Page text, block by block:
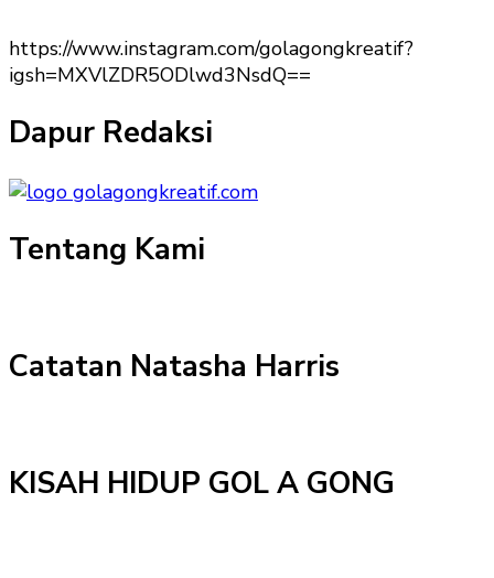
https://www.instagram.com/golagongkreatif?
igsh=MXVlZDR5ODlwd3NsdQ==
Dapur Redaksi
Tentang Kami
Catatan Natasha Harris
KISAH HIDUP GOL A GONG